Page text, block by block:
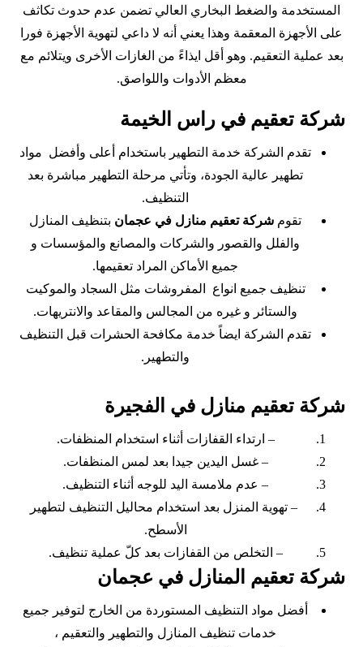
المستخدمة والضغط البخاري العالي تضمن عدم حدوث تكاثف
على الأجهزة المعقمة وهذا يعني أنه لا داعي لتهوية الأجهزة فورا
بعد عملية التعقيم. وهو أقل ايذاءً من الغازات الأخرى ويتلائم مع
معظم الأدوات واللواصق.
شركة تعقيم في راس الخيمة
تقدم الشركة خدمة التطهير باستخدام أعلى وأفضل مواد
تطهير عالية الجودة، وتأتي مرحلة التطهير مباشرة بعد
التنظيف.
تقوم شركة تعقيم منازل في عجمان بتنظيف المنازل
والفلل والقصور والشركات والمصانع والمؤسسات و
جميع الأماكن المراد تعقيمها.
تنظيف جميع انواع المفروشات مثل السجاد والموكيت
والستائر و غيره من المجالس والمقاعد والانتريهات.
تقدم الشركة ايضاً خدمة مكافحة الحشرات قبل التنظيف
والتطهير.
شركة تعقيم منازل في الفجيرة
– ارتداء القفازات أثناء استخدام المنظفات.
– غسل اليدين جيدا بعد لمس المنظفات.
– عدم ملامسة اليد للوجه أثناء التنظيف.
– تهوية المنزل بعد استخدام محاليل التنظيف لتطهير
الأسطح.
– التخلص من القفازات بعد كلّ عملية تنظيف.
شركة تعقيم المنازل في عجمان
أفضل مواد التنظيف المستوردة من الخارج لتوفير جميع
خدمات تنظيف المنازل والتطهير والتعقيم ،